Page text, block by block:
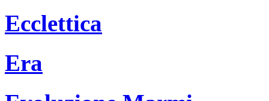
Ecclettica
Era